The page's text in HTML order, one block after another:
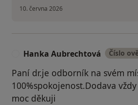
10. června 2026
Hanka Aubrechtová Číslo
Paní dr.je odborník na svém
100%spokojenost.Dodava
moc děkuji